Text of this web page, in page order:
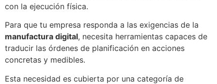
con la ejecución física.
Para que tu empresa responda a las exigencias de la
manufactura digital, necesita herramientas capaces de
traducir las órdenes de planificación en acciones
concretas y medibles.
Esta necesidad es cubierta por una categoría de